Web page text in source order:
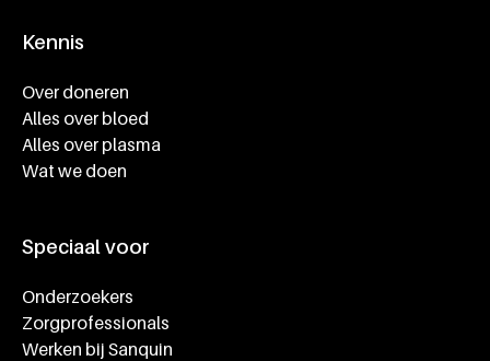
Kennis
Over doneren
Alles over bloed
Alles over plasma
Wat we doen
Speciaal voor
Onderzoekers
Zorgprofessionals
Werken bij Sanquin